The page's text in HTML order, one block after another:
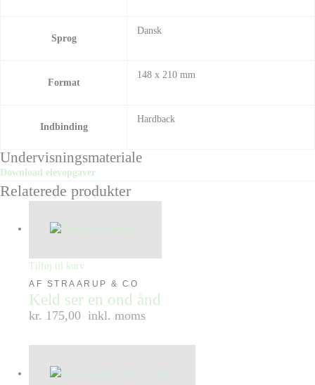
Sprog
Dansk
Format
148 x 210 mm
Indbinding
Hardback
Undervisningsmateriale
Download elevopgaver
Relaterede produkter
Tilføj til kurv
AF STRAARUP & CO
Keld ser en ond ånd
kr. 175,00 inkl. moms